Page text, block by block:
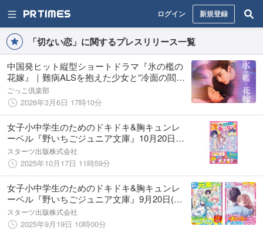
ログイン 新規登録
「切ない恋」に関するプレスリリース一覧
中国発ヒット縦型ショートドラマ『氷の檻の
花嫁』｜難病ALSを抱えた少女と“冷面の閻
魔”と恐れられる男の危険な恋、アプリ
「POPCORN」で全58話配信開始
ごっこ倶楽部
2026年3月6日 17時10分
女子小中学生のためのドキドキ&胸キュンレ
ーベル『野いちごジュニア文庫』10月20日
(月)全国書店にて発売開始! !
スターツ出版株式会社
2025年10月17日 11時59分
女子小中学生のためのドキドキ&胸キュンレ
ーベル『野いちごジュニア文庫』9月20日(土)
全国書店にて発売開始! !
スターツ出版株式会社
2025年9月19日 10時00分